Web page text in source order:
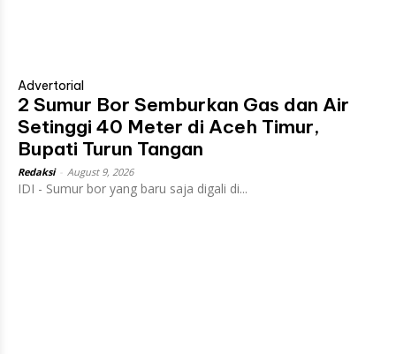
Advertorial
2 Sumur Bor Semburkan Gas dan Air
Setinggi 40 Meter di Aceh Timur,
Bupati Turun Tangan
Redaksi August 9, 2026
IDI - Sumur bor yang baru saja digali di...